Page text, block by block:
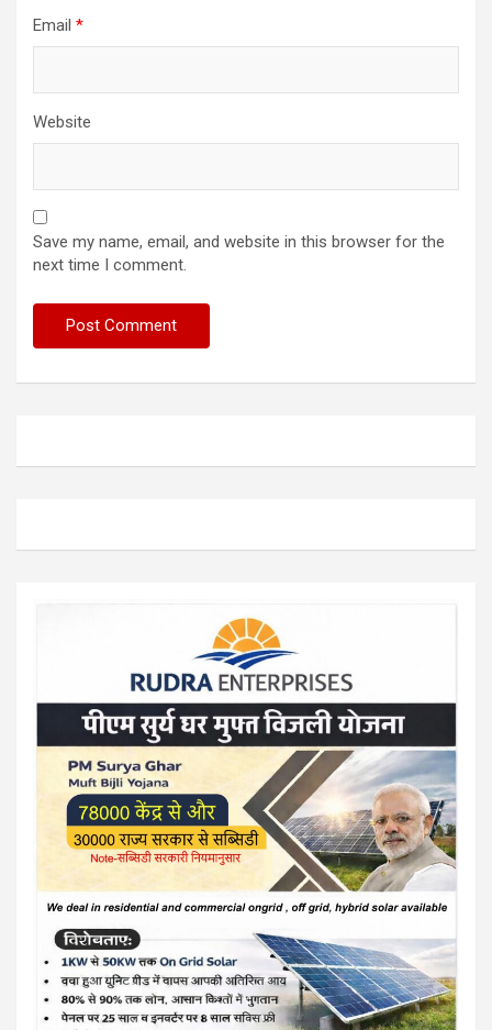
Email *
Website
Save my name, email, and website in this browser for the
next time I comment.